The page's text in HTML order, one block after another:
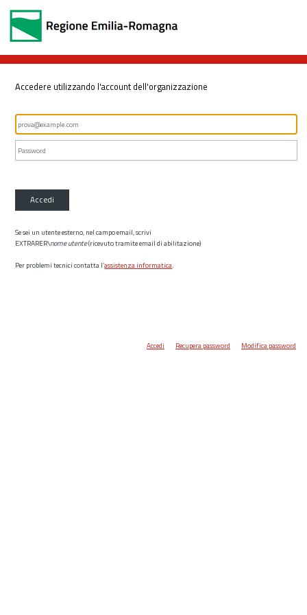
Accedere utilizzando l'account dell'organizzazione
Accedi
Se sei un utente esterno, nel campo email, scrivi
EXTRARER\nome utente(ricevuto tramite email di abilitazione)
Per problemi tecnici contatta l’assistenza informatica.
Accedi Recupera password Modifica password